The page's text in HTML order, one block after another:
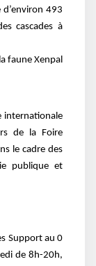
d’environ 493
cascades à
faune Xenpal
internationale
de la Foire
le cadre des
publique et
Support au 0
de 8h-20h,